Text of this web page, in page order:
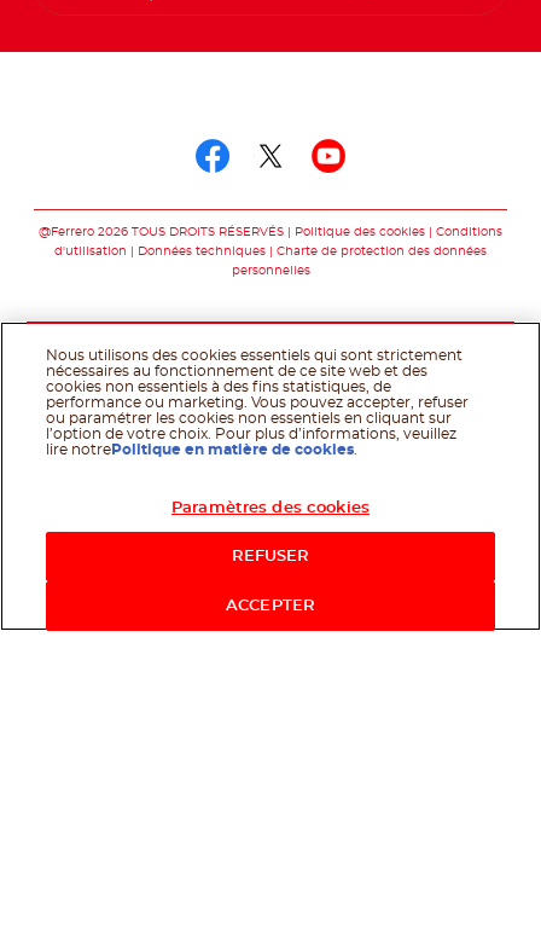
@Ferrero 2026 TOUS DROITS RÉSERVÉS Politique des cookies
Conditions
d'utilisation
Données techniques
Charte de protection des données
personnelles
Nous utilisons des cookies essentiels qui sont strictement
nécessaires au fonctionnement de ce site web et des
cookies non essentiels à des fins statistiques, de
performance ou marketing. Vous pouvez accepter, refuser
ou paramétrer les cookies non essentiels en cliquant sur
l’option de votre choix. Pour plus d’informations, veuillez
lire notre Politique en matière de cookies
Paramètres des cookies
REFUSER
ACCEPTER